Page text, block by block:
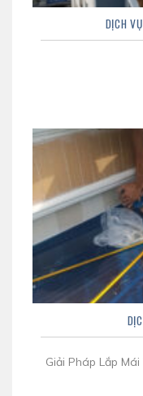
DỊCH
Giải Pháp Lắp